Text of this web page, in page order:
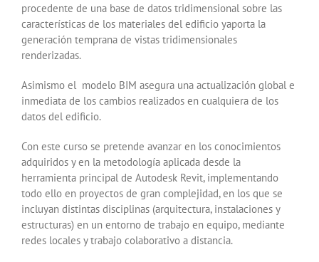
procedente de una base de datos tridimensional sobre las
características de los materiales del edificio yaporta la
generación temprana de vistas tridimensionales
renderizadas.
Asimismo el modelo BIM asegura una actualización global e
inmediata de los cambios realizados en cualquiera de los
datos del edificio.
Con este curso se pretende avanzar en los conocimientos
adquiridos y en la metodología aplicada desde la
herramienta principal de Autodesk Revit, implementando
todo ello en proyectos de gran complejidad, en los que se
incluyan distintas disciplinas (arquitectura, instalaciones y
estructuras) en un entorno de trabajo en equipo, mediante
redes locales y trabajo colaborativo a distancia.